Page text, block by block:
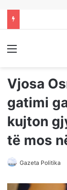
Menu
Vjosa
gatimi
kujton
të mos
Gazeta Politika